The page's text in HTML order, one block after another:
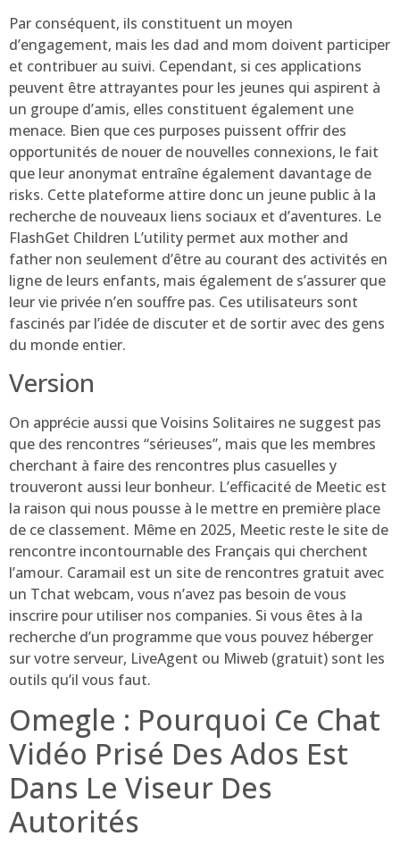
Par conséquent, ils constituent un moyen
d’engagement, mais les dad and mom doivent participer
et contribuer au suivi. Cependant, si ces applications
peuvent être attrayantes pour les jeunes qui aspirent à
un groupe d’amis, elles constituent également une
menace. Bien que ces purposes puissent offrir des
opportunités de nouer de nouvelles connexions, le fait
que leur anonymat entraîne également davantage de
risks. Cette plateforme attire donc un jeune public à la
recherche de nouveaux liens sociaux et d’aventures. Le
FlashGet Children L’utility permet aux mother and
father non seulement d’être au courant des activités en
ligne de leurs enfants, mais également de s’assurer que
leur vie privée n’en souffre pas. Ces utilisateurs sont
fascinés par l’idée de discuter et de sortir avec des gens
du monde entier.
Version
On apprécie aussi que Voisins Solitaires ne suggest pas
que des rencontres “sérieuses”, mais que les membres
cherchant à faire des rencontres plus casuelles y
trouveront aussi leur bonheur. L’efficacité de Meetic est
la raison qui nous pousse à le mettre en première place
de ce classement. Même en 2025, Meetic reste le site de
rencontre incontournable des Français qui cherchent
l’amour. Caramail est un site de rencontres gratuit avec
un Tchat webcam, vous n’avez pas besoin de vous
inscrire pour utiliser nos companies. Si vous êtes à la
recherche d’un programme que vous pouvez héberger
sur votre serveur, LiveAgent ou Miweb (gratuit) sont les
outils qu’il vous faut.
Omegle : Pourquoi Ce Chat
Vidéo Prisé Des Ados Est
Dans Le Viseur Des
Autorités